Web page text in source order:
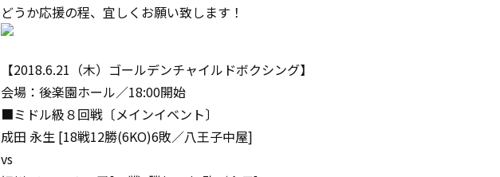
どうか応援の程、宜しくお願い致します！
【2018.6.21（木）ゴールデンチャイルドボクシング】
会場：後楽園ホール／18:00開始
■ミドル級８回戦〔メインイベント〕
成田 永生 [18戦12勝(6KO)6敗／八王子中屋]
vs